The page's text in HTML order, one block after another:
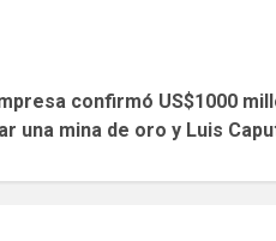
confirmó US$1000
una mina de oro y Luis